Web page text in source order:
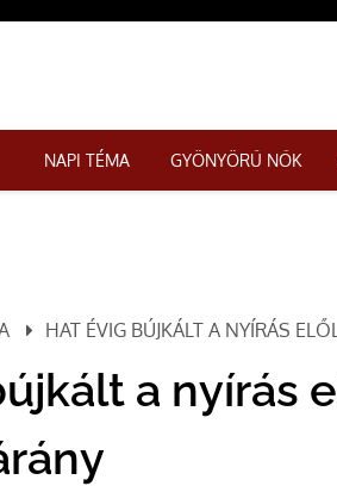
NAPI TÉMA GYÖNYÖRŰ NŐK
HAT ÉVIG BÚJKÁLT A NYÍRÁS
a nyírás